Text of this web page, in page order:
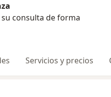
consulta de forma
Servicios y precios